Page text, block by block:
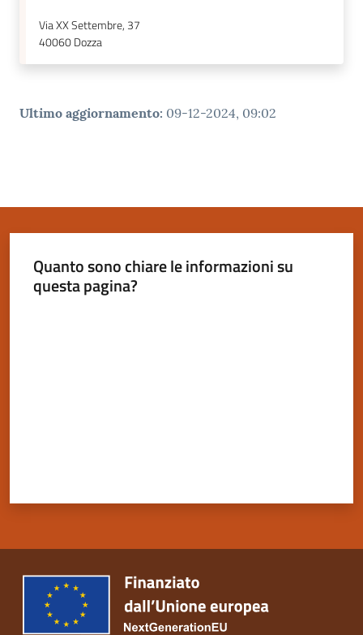
Via XX Settembre, 37
40060Dozza
Ultimo aggiornamento: 09-12-2024, 09:02
Quanto sono chiare le informazioni su
questa pagina?